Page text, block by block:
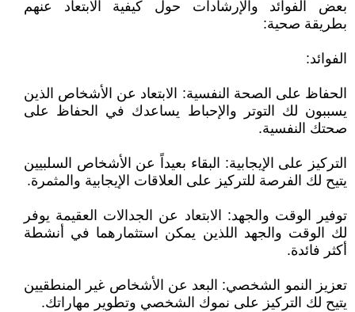
بعض الفوائد والإرشادات حول كيفية الابتعاد عنهم
بطريقة صحية:
الفوائد:
الحفاظ على الصحة النفسية: الابتعاد عن الأشخاص الذين
يسببون لك التوتر والإحباط يساعدك في الحفاظ على
صحتك النفسية.
التركيز على الإيجابية: البقاء بعيداً عن الأشخاص السلبيين
يتيح لك الفرصة للتركيز على العلاقات الإيجابية والمثمرة.
توفير الوقت والجهد: الابتعاد عن الجدالات العقيمة يوفر
لك الوقت والجهد اللذين يمكن استثمارهما في أنشطة
أكثر فائدة.
تعزيز النمو الشخصي: البعد عن الأشخاص غير المنطقيين
يتيح لك التركيز على نموك الشخصي وتطوير مهاراتك.